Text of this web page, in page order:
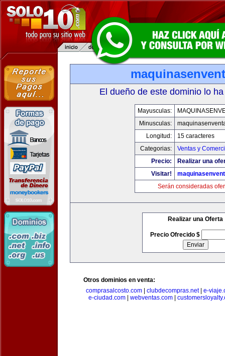
El dueño de este dominio lo
Mayusculas:
Minusculas:
Longitud:
15 caracteres
Categorias:
Ventas y
Precio:
Realizar una
Visitar!
Serán consideradas
Realizar una Oferta
Precio Ofrecido $
Otros dominios en venta:
comprasalcosto.com
clubdecompras.net| e-
e-ciudad.com| webventas.com|